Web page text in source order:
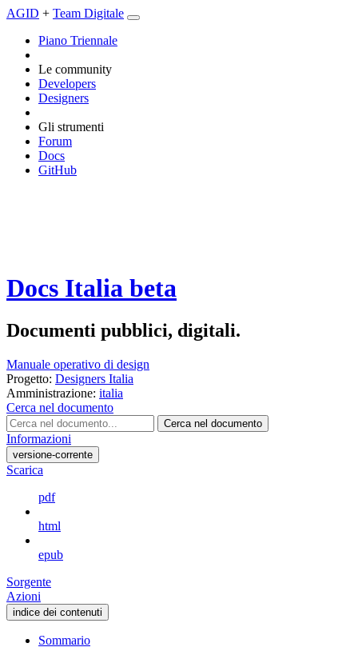
AGID + Team Digitale
Piano Triennale
Le community
Developers
Designers
Gli strumenti
Forum
Docs
GitHub
Docs Italia beta
Documenti pubblici, digitali.
Manuale operativo di design
Progetto: Designers Italia
Amministrazione: italia
Cerca nel documento
Cerca nel documento
Informazioni
versione-corrente
Scarica
pdf
html
epub
Sorgente
Azioni
indice dei contenuti
Sommario